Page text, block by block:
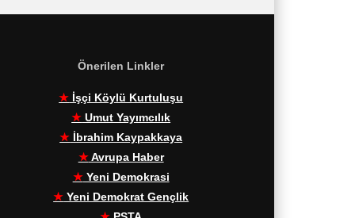
Önerilen Linkler
★ İşçi Köylü Kurtuluşu
★ Umut Yayımcılık
★ İbrahim Kaypakkaya
★Avrupa Haber
★Yeni Demokrasi
★ Yeni Demokrat Gençlik